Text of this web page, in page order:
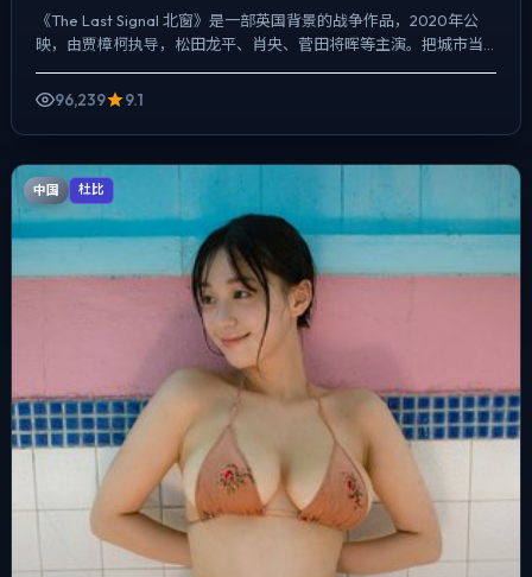
《The Last Signal 北窗》是一部英国背景的战争作品，2020年公
映，由贾樟柯执导，松田龙平、肖央、菅田将晖等主演。把城市当
96,239
9.1
中国 杜比